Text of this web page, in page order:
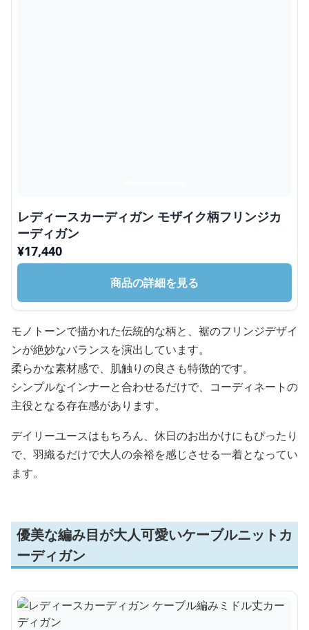
レディースカーディガン モザイク柄フリンジカ
ーディガン
¥17,440
商品の詳細を見る
モノトーンで描かれた伝統的な柄と、裾のフリンジデザイ
ンが絶妙なバランスを演出しています。
柔らかな素材感で、肌触りの良さも特徴的です。
シンプルなインナーと合わせるだけで、コーディネートの
主役となる存在感があります。
デイリーユースはもちろん、休日のお出かけにもぴったり
で、羽織るだけで大人の余裕を感じさせる一着となってい
ます。
優美な編み目が大人可愛いケーブルニットカ
ーディガン